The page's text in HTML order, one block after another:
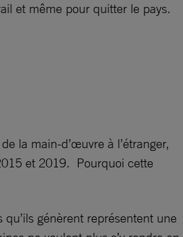
et même pour quitter le pays.
la main-d’œuvre à l’étranger,
et 2019. Pourquoi cette
génèrent représentent une